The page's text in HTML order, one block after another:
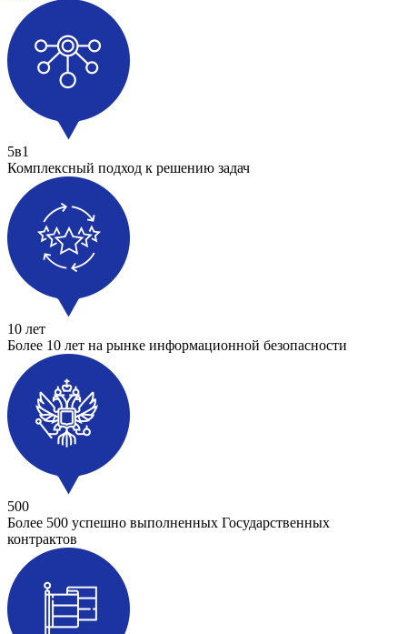
5в1
Комплексный подход к решению задач
10 лет
Более 10 лет на рынке информационной безопасности
500
Более 500 успешно выполненных Государственных
контрактов